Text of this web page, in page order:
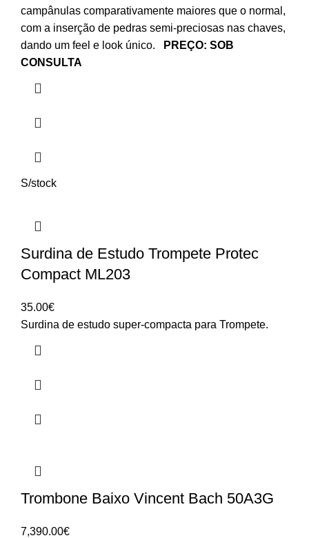
campânulas comparativamente maiores que o normal,
com a inserção de pedras semi-preciosas nas chaves,
dando um feel e look único.
PREÇO: SOB
CONSULTA
S/stock
Surdina de Estudo Trompete Protec
Compact ML203
35.00€
Surdina de estudo super-compacta para Trompete.
Trombone Baixo Vincent Bach 50A3G
7,390.00€